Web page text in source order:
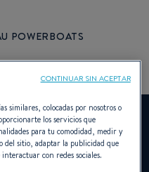
POWERBOATS
autorizar el uso de
en nuestro sitio.
similares, colocadas por nosotros o
los servicios que
para tu comodidad, medir y
sitio, adaptar la publicidad que
con redes sociales.
CONTINUAR SIN ACEPTAR